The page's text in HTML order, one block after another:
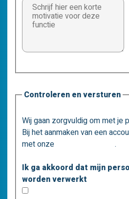
Controleren en versturen
Wij gaan zorgvuldig om met je
Bij het aanmaken van een
met onze
.
Ik ga akkoord dat mijn
worden verwerkt